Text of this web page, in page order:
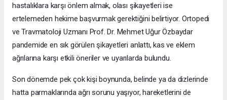
hastalıklara karşı önlem almak, olası şikayetleri ise
ertelemeden hekime başvurmak gerektiğini belirtiyor. Ortopedi
ve Travmatoloji Uzmanı Prof. Dr. Mehmet Uğur Özbaydar
pandemide en sık görülen şikayetleri anlattı, kas ve eklem
ağrılarına karşı etkili öneriler ve uyarılarda bulundu.
Son dönemde pek çok kişi boynunda, belinde ya da dizlerinde
hatta parmaklarında ağrı sorunu yaşıyor, hareketlerini de